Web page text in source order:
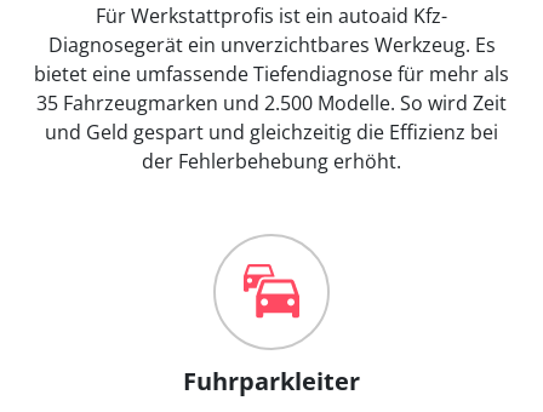
Für Werkstattprofis ist ein autoaid Kfz-
Diagnosegerät ein unverzichtbares Werkzeug. Es
bietet eine umfassende Tiefendiagnose für mehr als
35 Fahrzeugmarken und 2.500 Modelle. So wird Zeit
und Geld gespart und gleichzeitig die Effizienz bei
der Fehlerbehebung erhöht.
Fuhrparkleiter